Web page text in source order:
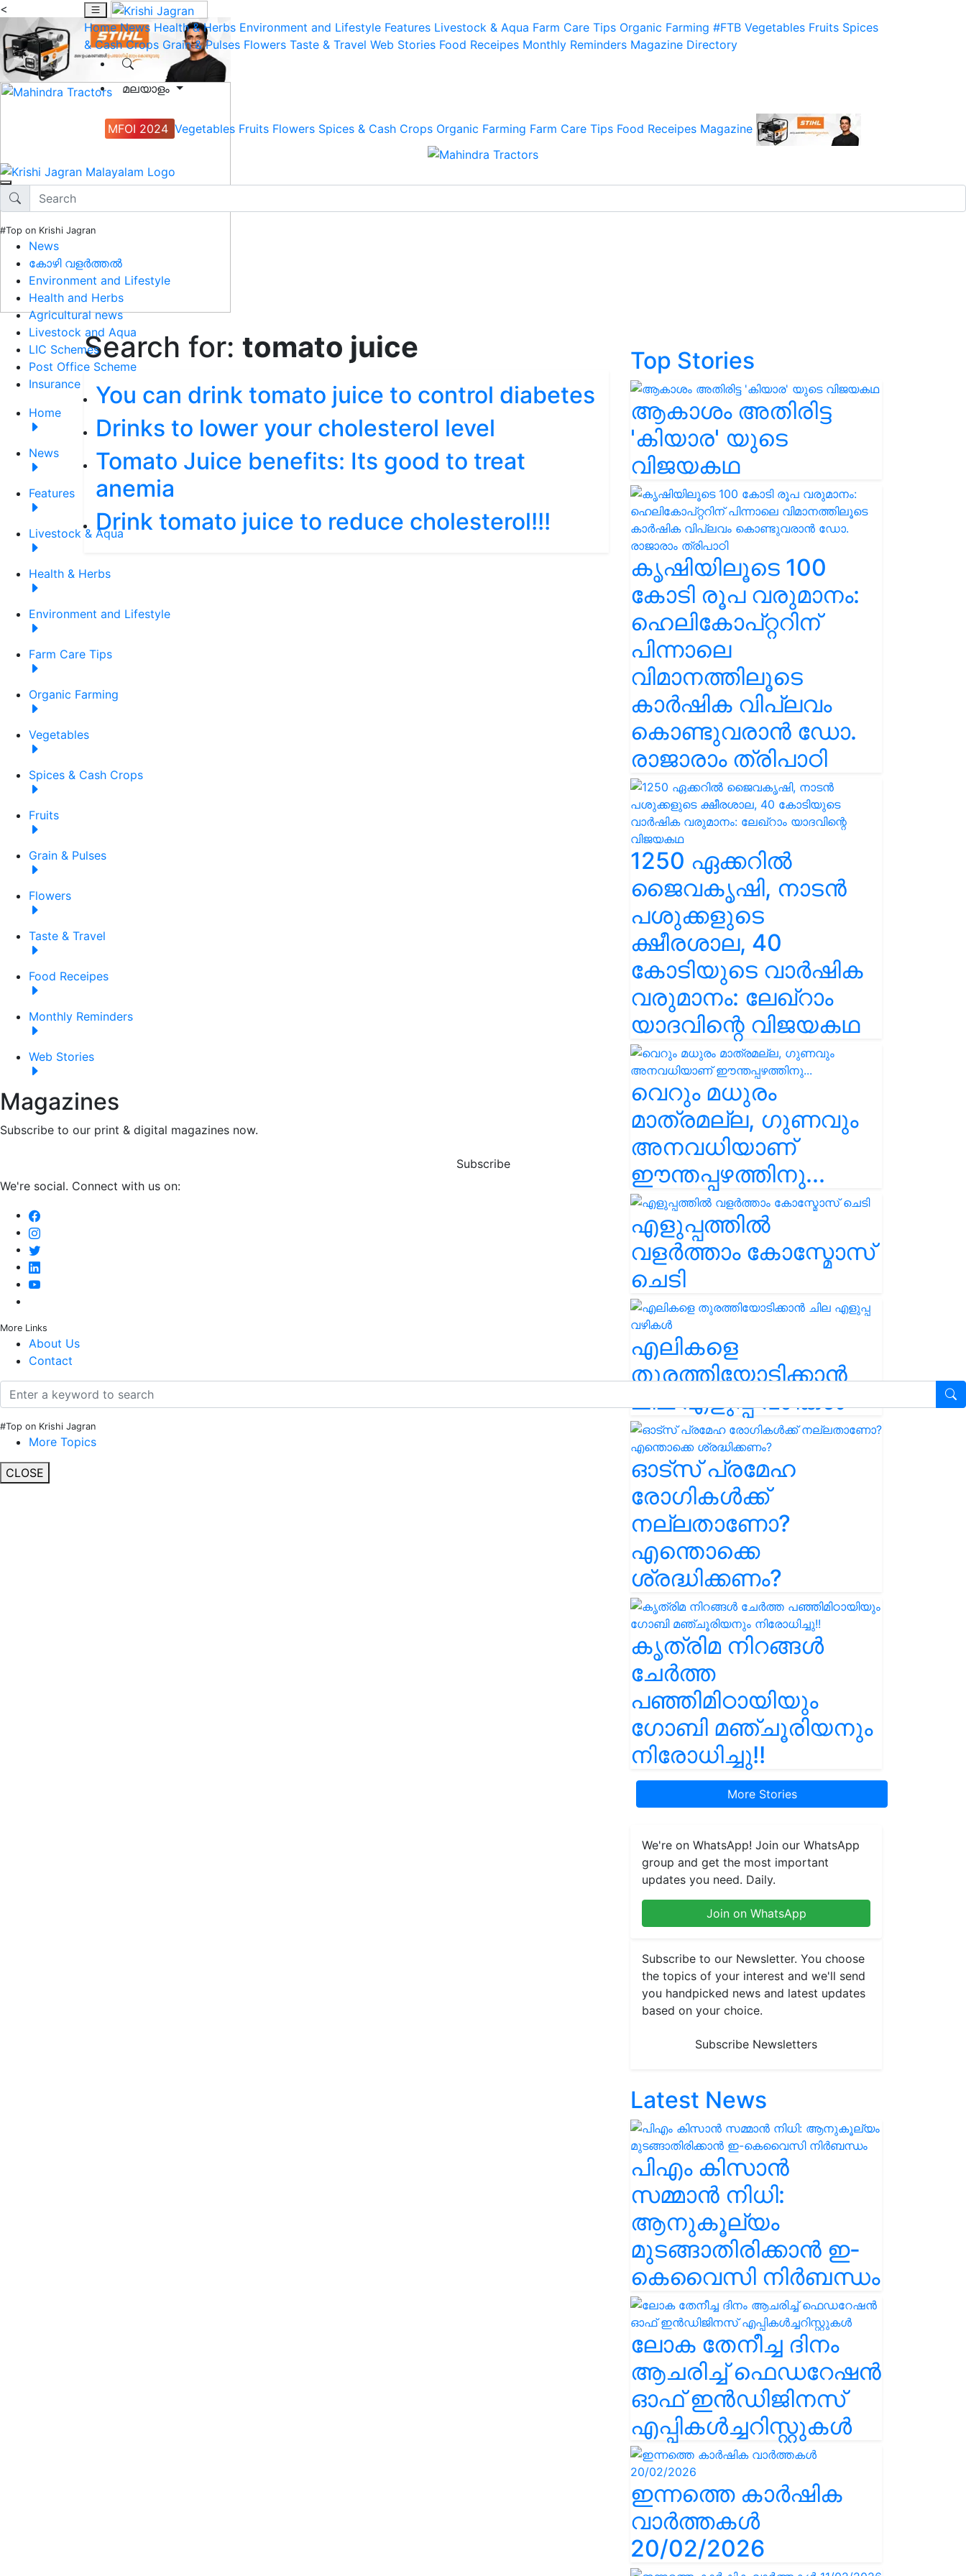
<
Home News Health & Herbs Environment and Lifestyle Features Livestock & Aqua Farm Care Tips Organic Farming #FTB Vegetables Fruits Spices
& Cash Crops Grain & Pulses Flowers Taste & Travel Web Stories Food Receipes Monthly Reminders Magazine Directory
മലയാളം
MFOI 2024 Vegetables Fruits Flowers Spices & Cash Crops Organic Farming Farm Care Tips Food Receipes Magazine
#Top on Krishi Jagran
News
കോഴി വളർത്തൽ
Environment and Lifestyle
Health and Herbs
Agricultural news
Livestock and Aqua
LIC Schemes
Post Office Scheme
Insurance
Home
News
Features
Livestock & Aqua
Health & Herbs
Environment and Lifestyle
Farm Care Tips
Organic Farming
Vegetables
Spices & Cash Crops
Fruits
Grain & Pulses
Flowers
Taste & Travel
Food Receipes
Monthly Reminders
Web Stories
Magazines
Subscribe to our print & digital magazines now.
Subscribe
We're social. Connect with us on:
More Links
About Us
Contact
#Top on Krishi Jagran
More Topics
CLOSE
Search for: tomato juice
You can drink tomato juice to control diabetes
Drinks to lower your cholesterol level
Tomato Juice benefits: Its good to treat
anemia
Drink tomato juice to reduce cholesterol!!!
Top Stories
ആകാശം അതിരിട്ട
'കിയാര' യുടെ
വിജയകഥ
കൃഷിയിലൂടെ 100
കോടി രൂപ വരുമാനം:
ഹെലികോപ്റ്ററിന്
പിന്നാലെ
വിമാനത്തിലൂടെ
കാർഷിക വിപ്ലവം
കൊണ്ടുവരാൻ ഡോ.
രാജാരാം ത്രിപാഠി
1250 ഏക്കറിൽ
ജൈവകൃഷി, നാടൻ
പശുക്കളുടെ
ക്ഷീരശാല, 40
കോടിയുടെ വാർഷിക
വരുമാനം: ലേഖ്‌റാം
യാദവിന്റെ വിജയകഥ
വെറും മധുരം
മാത്രമല്ല, ഗുണവും
അനവധിയാണ്
ഈന്തപ്പഴത്തിനു...
എളുപ്പത്തിൽ
വളർത്താം കോസ്മോസ്
ചെടി
എലികളെ
തുരത്തിയോടിക്കാൻ
ചില എളുപ്പ വഴികൾ
ഓട്സ് പ്രമേഹ
രോഗികൾക്ക്
നല്ലതാണോ?
എന്തൊക്കെ
ശ്രദ്ധിക്കണം?
കൃത്രിമ നിറങ്ങൾ
ചേർത്ത
പഞ്ഞിമിഠായിയും
ഗോബി മഞ്ചൂരിയനും
നിരോധിച്ചു!!
More Stories
We're on WhatsApp! Join our WhatsApp
group and get the most important
updates you need. Daily.
Join on WhatsApp
Subscribe to our Newsletter. You choose
the topics of your interest and we'll send
you handpicked news and latest updates
based on your choice.
Subscribe Newsletters
Latest News
പിഎം കിസാൻ
സമ്മാൻ നിധി:
ആനുകൂല്യം
മുടങ്ങാതിരിക്കാൻ ഇ-
കെവൈസി നിർബന്ധം
ലോക തേനീച്ച ദിനം
ആചരിച്ച് ഫെഡറേഷൻ
ഓഫ് ഇൻഡിജിനസ്
എപ്പികൾച്ചറിസ്റ്റുകൾ
ഇന്നത്തെ കാർഷിക
വാർത്തകൾ
20/02/2026